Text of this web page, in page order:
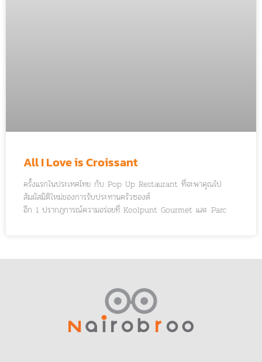
All I Love is Croissant
ครั้งแรกในประเทศไทย กับ Pop Up Restaurant ที่จะพาคุณไป
สัมผัสมิติใหม่ของการรับประทานครัวซองต์
อีก 1 ปรากฎการณ์ความอร่อยที่ Koolpunt Gourmet และ Parc